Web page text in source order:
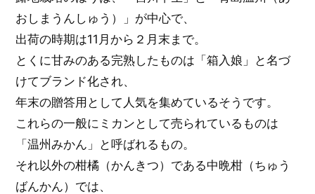
おしまうんしゅう）」が中心で、
出荷の時期は11月から２月末まで。
とくに甘みのある完熟したものは「箱入娘」と名づ
けてブランド化され、
年末の贈答用として人気を集めているそうです。
これらの一般にミカンとして売られているものは
「温州みかん」と呼ばれるもの。
それ以外の柑橘（かんきつ）である中晩柑（ちゅう
ばんかん）では、